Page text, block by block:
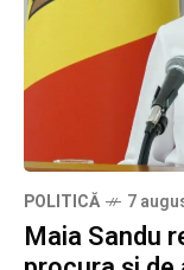
POLITICĂ 7
Maia Sandu